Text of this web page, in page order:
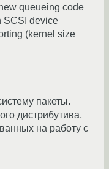
queueing code
SCSI device
(kernel size
пакеты.
дистрибутива,
на работу с